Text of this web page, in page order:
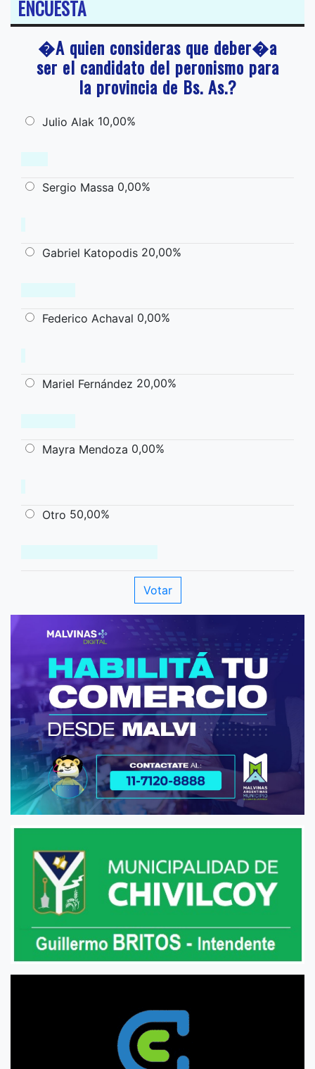
ENCUESTA
�A quien consideras que deber�a
ser el candidato del peronismo para
la provincia de Bs. As.?
Julio Alak 10,00%
Sergio Massa 0,00%
Gabriel Katopodis 20,00%
Federico Achaval 0,00%
Mariel Fernández 20,00%
Mayra Mendoza 0,00%
Otro 50,00%